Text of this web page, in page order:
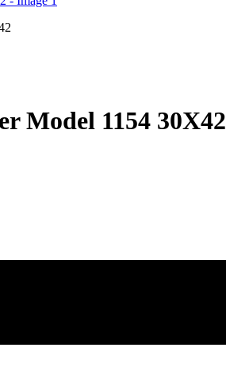
Model 1154 30X42